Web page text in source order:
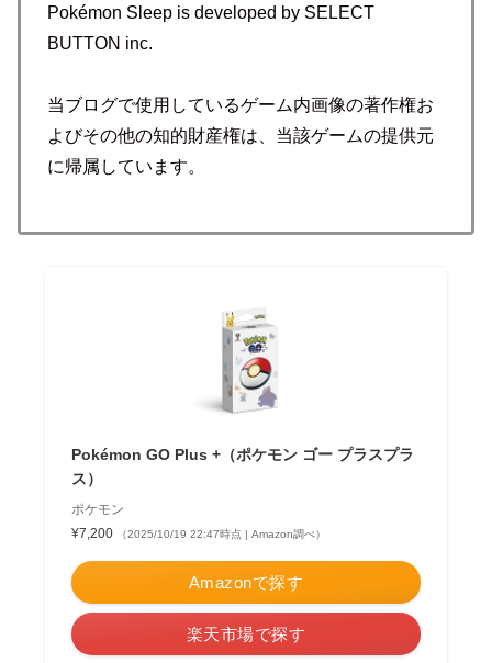
Pokémon Sleep is developed by SELECT
BUTTON inc.
当ブログで使用しているゲーム内画像の著作権お
よびその他の知的財産権は、当該ゲームの提供元
に帰属しています。
Pokémon GO Plus +（ポケモン ゴー プラスプラ
ス）
ポケモン
¥7,200
（2025/10/19 22:47時点 | Amazon調べ）
Amazonで探す
楽天市場で探す